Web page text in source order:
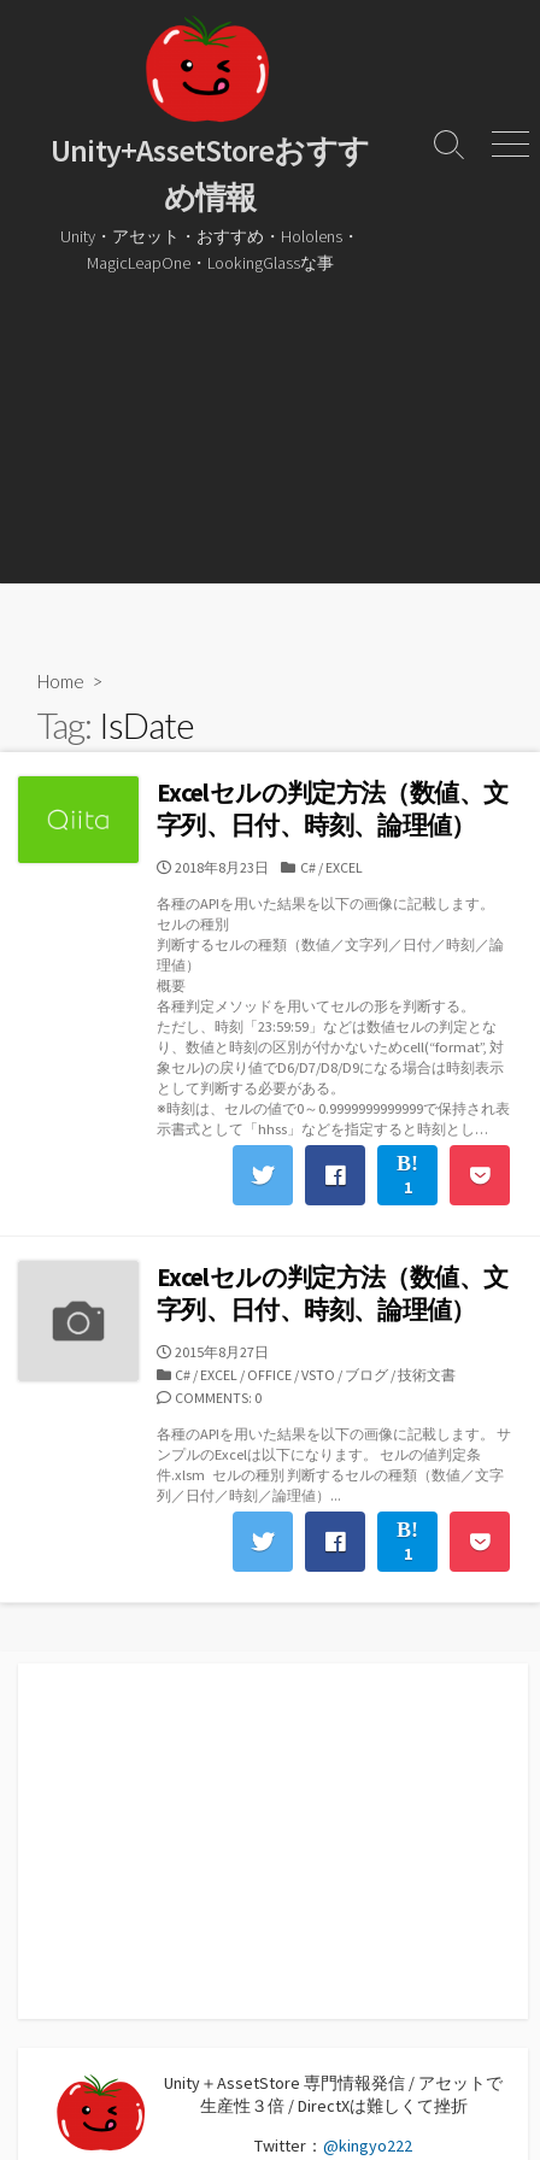
Unity+AssetStoreおすす
め情報
Unity・アセット・おすすめ・Hololens・
MagicLeapOne・LookingGlassな事
検
メ
Home >
Tag: IsDate
Excelセルの判定方法（数値、文
字列、日付、時刻、論理値）
公
日
2018年8月23日
カ
ゴ
リ
ー
C#/ EXCEL
各種のAPIを用いた結果を以下の画像に記載します。
セルの種別
判断するセルの種類（数値／文字列／日付／時刻／論
理値）
概要
各種判定メソッドを用いてセルの形を判断する。
ただし、時刻「23:59:59」などは数値セルの判定とな
り、数値と時刻の区別が付かないためcell(“format”, 対
象セル)の戻り値でD6/D7/D8/D9になる場合は時刻表示
として判断する必要がある。
※時刻は、セルの値で0～0.9999999999999で保持され表
示書式として「hhss」などを指定すると時刻とし…
1
Excelセルの判定方法（数値、文
字列、日付、時刻、論理値）
公
開
日
2015年8月27日
カ
テ
リ
ー
C# / EXCEL / OFFICE /VSTO / ブログ /技術文書
COMMENTS: 0
各種のAPIを用いた結果を以下の画像に記載します。 サ
ンプルのExcelは以下になります。 セルの値判定条
件.xlsm セルの種別 判断するセルの種類（数値／文字
列／日付／時刻／論理値）...
1
Unity＋AssetStore 専門情報発信 / アセットで
生産性３倍 / DirectXは難しくて挫折
Twitter： @kingyo222